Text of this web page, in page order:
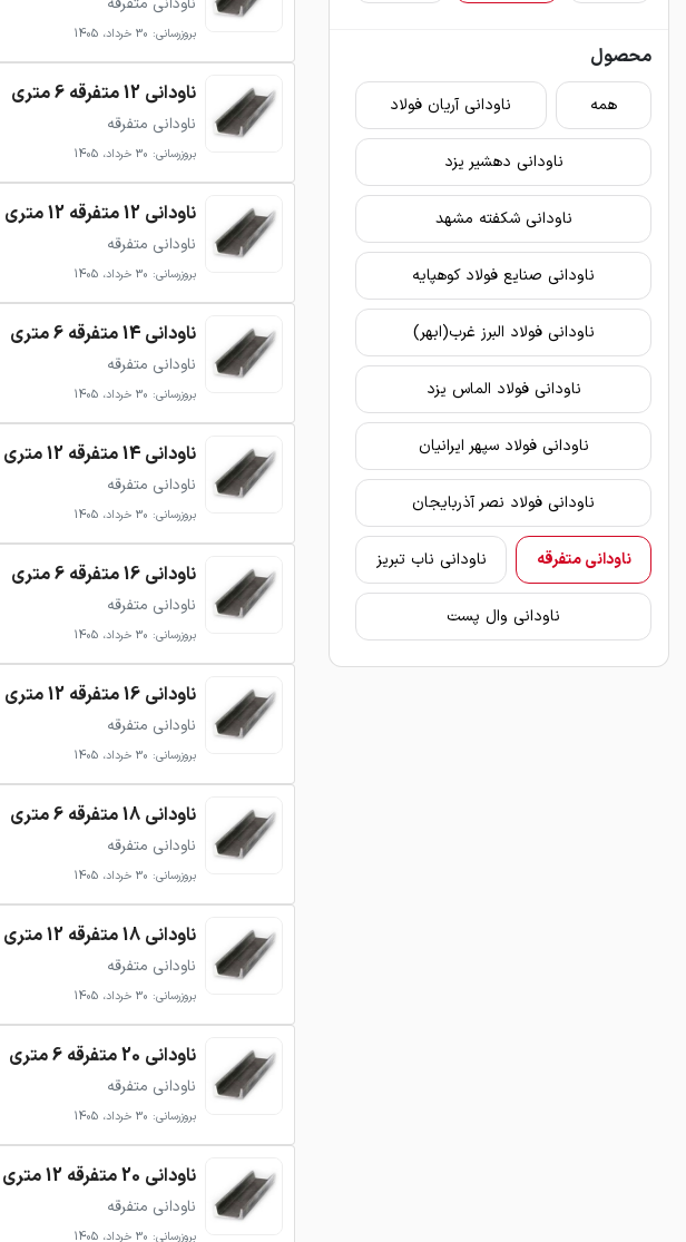
محصول
همه ناودانی آریان فولاد
ناودانی دهشیر یزد
ناودانی شکفته مشهد
ناودانی صنایع فولاد کوهپایه
ناودانی فولاد البرز غرب(ابهر)
ناودانی فولاد الماس یزد
ناودانی فولاد سپهر ایرانیان
ناودانی فولاد نصر آذربایجان
ناودانی متفرقه ناودانی ناب تبریز
ناودانی وال پست
بروزرسانی: 30 خرداد، 1405
ناودانی 12 متفرقه 6 متری
ناودانی متفرقه
بروزرسانی: 30 خرداد، 1405
ناودانی 12 متفرقه 12 متری
ناودانی متفرقه
بروزرسانی: 30 خرداد، 1405
ناودانی 14 متفرقه 6 متری
ناودانی متفرقه
بروزرسانی: 30 خرداد، 1405
ناودانی 14 متفرقه 12 متری
ناودانی متفرقه
بروزرسانی: 30 خرداد، 1405
ناودانی 16 متفرقه 6 متری
ناودانی متفرقه
بروزرسانی: 30 خرداد، 1405
ناودانی 16 متفرقه 12 متری
ناودانی متفرقه
بروزرسانی: 30 خرداد، 1405
ناودانی 18 متفرقه 6 متری
ناودانی متفرقه
بروزرسانی: 30 خرداد، 1405
ناودانی 18 متفرقه 12 متری
ناودانی متفرقه
بروزرسانی: 30 خرداد، 1405
ناودانی 20 متفرقه 6 متری
ناودانی متفرقه
بروزرسانی: 30 خرداد، 1405
ناودانی 20 متفرقه 12 متری
ناودانی متفرقه
بروزرسانی: 30 خرداد، 1405